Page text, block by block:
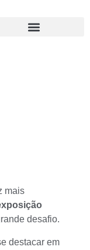
mais
desafio.
destacar em